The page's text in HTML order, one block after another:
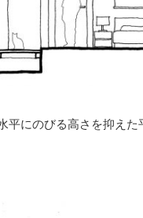
にのびる高さを抑え